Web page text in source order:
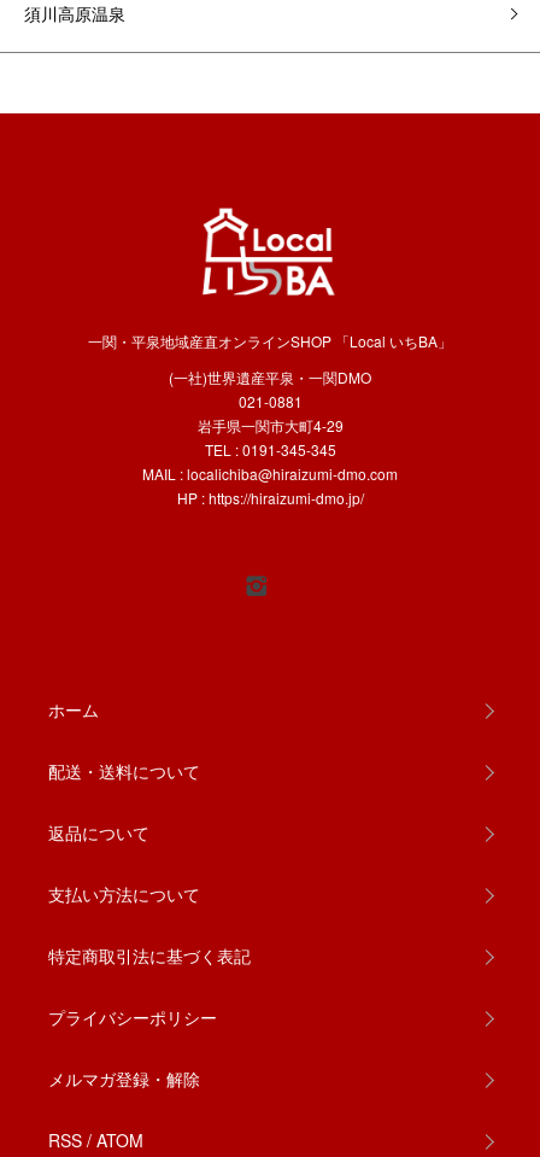
須川高原温泉
一関・平泉地域産直オンラインSHOP 「Local いちBA」
(一社)世界遺産平泉・一関DMO
021-0881
岩手県一関市大町4-29
TEL : 0191-345-345
MAIL :localichiba@hiraizumi-dmo.com
HP :https://hiraizumi-dmo.jp/
ホーム
配送・送料について
返品について
支払い方法について
特定商取引法に基づく表記
プライバシーポリシー
メルマガ登録・解除
RSS / ATOM